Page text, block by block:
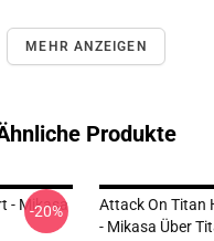
MEHR ANZEIGEN
Produkte
- Mikasa
-20%
Attack On Titan
- Mikasa Über